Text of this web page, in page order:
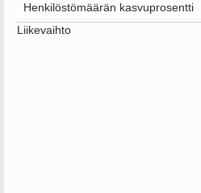
Henkilöstömäärän kasvuprosentti
Liikevaihto